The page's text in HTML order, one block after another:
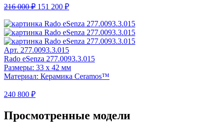
216 000 ₽ 151 200 ₽
Арт. 277.0093.3.015
Rado eSenza 277.0093.3.015
Размеры: 33 x 42 мм
Материал: Керамика Ceramos™
240 800 ₽
Просмотренные модели